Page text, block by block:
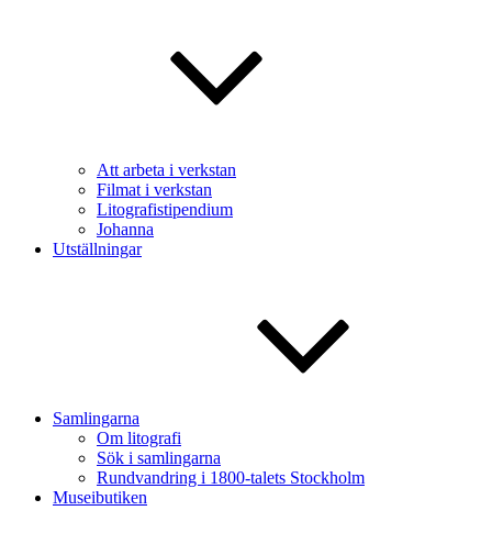
Att arbeta i verkstan
Filmat i verkstan
Litografistipendium
Johanna
Utställningar
Samlingarna
Om litografi
Sök i samlingarna
Rundvandring i 1800-talets Stockholm
Museibutiken